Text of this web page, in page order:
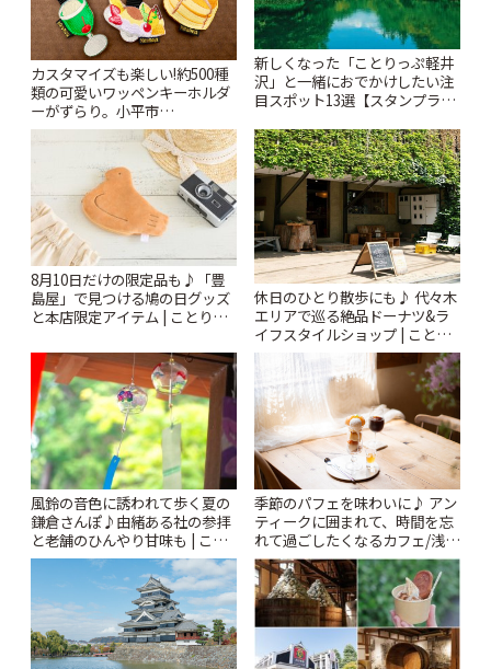
カスタマイズも楽しい!約500種
類の可愛いワッペンキーホルダ
ーがずらり。小平市
「Kimamaya T&K」 | ことりっ
新しくなった「ことりっぷ軽井
沢」と一緒におでかけしたい注
目スポット13選【スタンプラリ
8月10日だけの限定品も♪「豊
島屋」で見つける鳩の日グッズ
と本店限定アイテム | ことりっ
休日のひとり散歩にも♪ 代々木
エリアで巡る絶品ドーナツ&ラ
イフスタイルショップ | ことり
っぷ
風鈴の音色に誘われて歩く夏の
鎌倉さんぽ♪由緒ある社の参拝
と老舗のひんやり甘味も | こと
りっぷ
季節のパフェを味わいに♪ アン
ティークに囲まれて、時間を忘
れて過ごしたくなるカフェ/浅草
「annorum cafe」 | ことりっぷ